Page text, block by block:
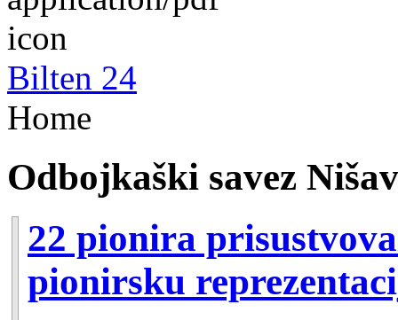
Bilten 24
Home
Odbojkaški savez
22 pionira
pionirsku